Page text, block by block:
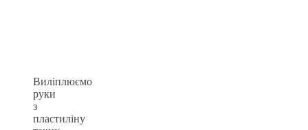
Виліплюємо
руки
з
пластиліну